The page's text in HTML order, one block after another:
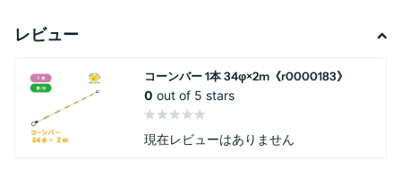
レビュー
コーンバー 1本 34φ×2m《r0000183》
0 out of 5 stars
現在レビューはありません